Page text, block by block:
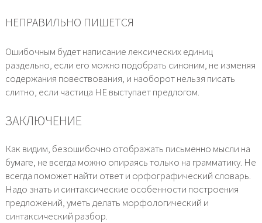
НЕПРАВИЛЬНО ПИШЕТСЯ
Ошибочным будет написание лексических единиц
раздельно, если его можно подобрать синоним, не изменяя
содержания повествования, и наоборот нельзя писать
слитно, если частица НЕ выступает предлогом.
ЗАКЛЮЧЕНИЕ
Как видим, безошибочно отображать письменно мысли на
бумаге, не всегда можно опираясь только на грамматику. Не
всегда поможет найти ответ и орфографический словарь.
Надо знать и синтаксические особенности построения
предложений, уметь делать морфологический и
синтаксический разбор.